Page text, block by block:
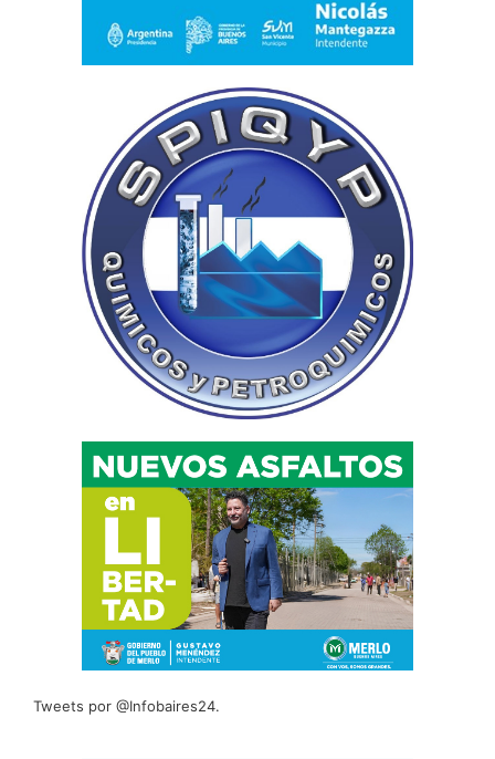
Tweets por @Infobaires24.